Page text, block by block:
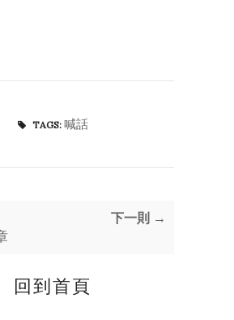
TAGS: 喊話
下一則 →
回到首頁